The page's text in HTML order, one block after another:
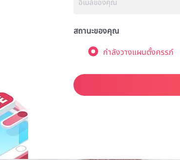
สถานะของคุณ
กำลังวางแผนตั้งครรภ์